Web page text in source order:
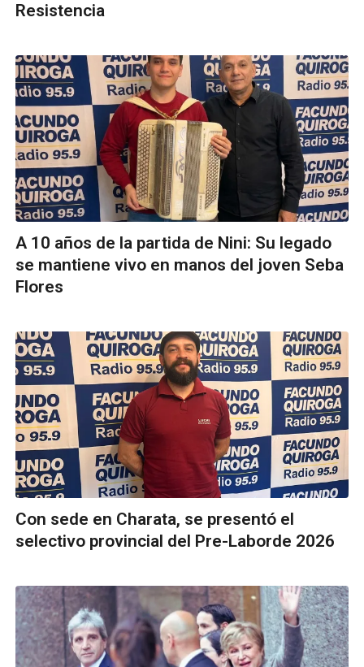
Resistencia
A 10 años de la partida de Nini: Su legado
se mantiene vivo en manos del joven Seba
Flores
Con sede en Charata, se presentó el
selectivo provincial del Pre-Laborde 2026